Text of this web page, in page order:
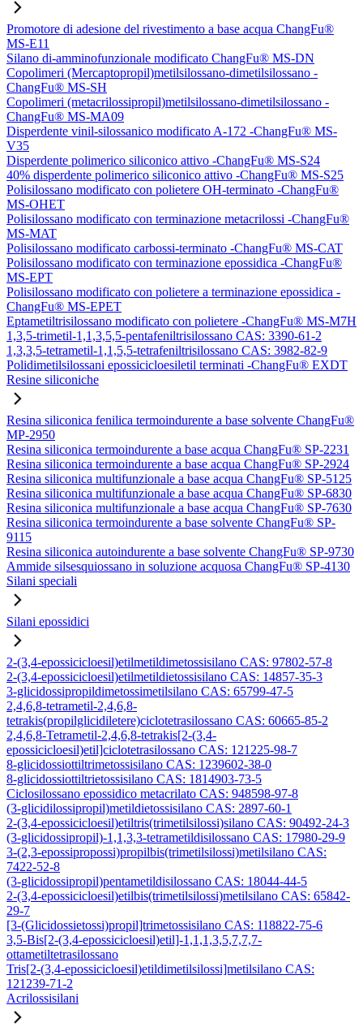
Promotore di adesione del rivestimento a base acqua ChangFu®
MS-E11
Silano di-amminofunzionale modificato ChangFu® MS-DN
Copolimeri (Mercaptopropil)metilsilossano-dimetilsilossano -
ChangFu® MS-SH
Copolimeri (metacrilossipropil)metilsilossano-dimetilsilossano -
ChangFu® MS-MA09
Disperdente vinil-silossanico modificato A-172 -ChangFu® MS-
V35
Disperdente polimerico siliconico attivo -ChangFu® MS-S24
40% disperdente polimerico siliconico attivo -ChangFu® MS-S25
Polisilossano modificato con polietere OH-terminato -ChangFu®
MS-OHET
Polisilossano modificato con terminazione metacrilossi -ChangFu®
MS-MAT
Polisilossano modificato carbossi-terminato -ChangFu® MS-CAT
Polisilossano modificato con terminazione epossidica -ChangFu®
MS-EPT
Polisilossano modificato con polietere a terminazione epossidica -
ChangFu® MS-EPET
Eptametiltrisilossano modificato con polietere -ChangFu® MS-M7H
1,3,5-trimetil-1,1,3,5,5-pentafeniltrisilossano CAS: 3390-61-2
1,3,3,5-tetrametil-1,1,5,5-tetrafeniltrisilossano CAS: 3982-82-9
Polidimetilsilossani epossicicloesiletil terminati -ChangFu® EXDT
Resine siliconiche
Resina siliconica fenilica termoindurente a base solvente ChangFu®
MP-2950
Resina siliconica termoindurente a base acqua ChangFu® SP-2231
Resina siliconica termoindurente a base acqua ChangFu® SP-2924
Resina siliconica multifunzionale a base acqua ChangFu® SP-5125
Resina siliconica multifunzionale a base acqua ChangFu® SP-6830
Resina siliconica multifunzionale a base acqua ChangFu® SP-7630
Resina siliconica termoindurente a base solvente ChangFu® SP-
9115
Resina siliconica autoindurente a base solvente ChangFu® SP-9730
Ammide silsesquiossano in soluzione acquosa ChangFu® SP-4130
Silani speciali
Silani epossidici
2-(3,4-epossicicloesil)etilmetildimetossisilano CAS: 97802-57-8
2-(3,4-epossicicloesil)etilmetildietossisilano CAS: 14857-35-3
3-glicidossipropildimetossimetilsilano CAS: 65799-47-5
2,4,6,8-tetrametil-2,4,6,8-
tetrakis(propilglicidiletere)ciclotetrasilossano CAS: 60665-85-2
2,4,6,8-Tetrametil-2,4,6,8-tetrakis[2-(3,4-
epossicicloesil)etil]ciclotetrasilossano CAS: 121225-98-7
8-glicidossiottiltrimetossisilano CAS: 1239602-38-0
8-glicidossiottiltrietossisilano CAS: 1814903-73-5
Ciclosilossano epossidico metacrilato CAS: 948598-97-8
(3-glicidilossipropil)metildietossisilano CAS: 2897-60-1
2-(3,4-epossicicloesil)etiltris(trimetilsilossi)silano CAS: 90492-24-3
(3-glicidossipropil)-1,1,3,3-tetrametildisilossano CAS: 17980-29-9
3-(2,3-epossipropossi)propilbis(trimetilsilossi)metilsilano CAS:
7422-52-8
(3-glicidossipropil)pentametildisilossano CAS: 18044-44-5
2-(3,4-epossicicloesil)etilbis(trimetilsilossi)metilsilano CAS: 65842-
29-7
[3-(Glicidossietossi)propil]trimetossisilano CAS: 118822-75-6
3,5-Bis[2-(3,4-epossicicloesil)etil]-1,1,1,3,5,7,7,7-
ottametiltetrasilossano
Tris[2-(3,4-epossicicloesil)etildimetilsilossi]metilsilano CAS:
121239-71-2
Acrilossisilani